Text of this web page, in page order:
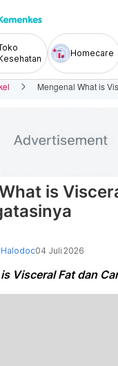
Homecare
Mengenal What is
is
04 Juli 2026
Visceral Fat dan